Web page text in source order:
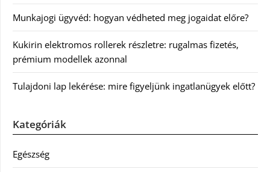
Munkajogi ügyvéd: hogyan védheted meg jogaidat előre?
Kukirin elektromos rollerek részletre: rugalmas fizetés,
prémium modellek azonnal
Tulajdoni lap lekérése: mire figyeljünk ingatlanügyek előtt?
Kategóriák
Egészség